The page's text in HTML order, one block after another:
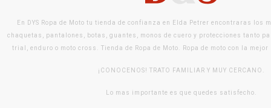
En DYS Ropa de Moto tu tienda de confianza en Elda Petrer encontraras los
chaquetas, pantalones, botas, guantes, monos de cuero y protecciones tanto
trial, enduro o moto cross. Tienda de Ropa de Moto. Ropa de moto con la
¡CONOCENOS! TRATO FAMILIAR Y MUY CERCANO.
Lo mas importante es que quedes satisfecho.